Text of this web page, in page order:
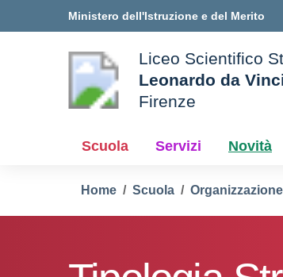
Ministero dell'Istruzione e del Merito
della scuola
Liceo Scientifico
Leonardo da
Firenze
Scuola Servizi Novità
Home Scuola Organizzazione